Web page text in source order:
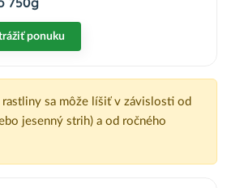
ponuku
sa môže líšiť v závislosti od
jesenný strih) a od ročného